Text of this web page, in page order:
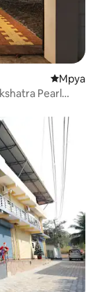
Eneo jipya
Mpya
Pearl